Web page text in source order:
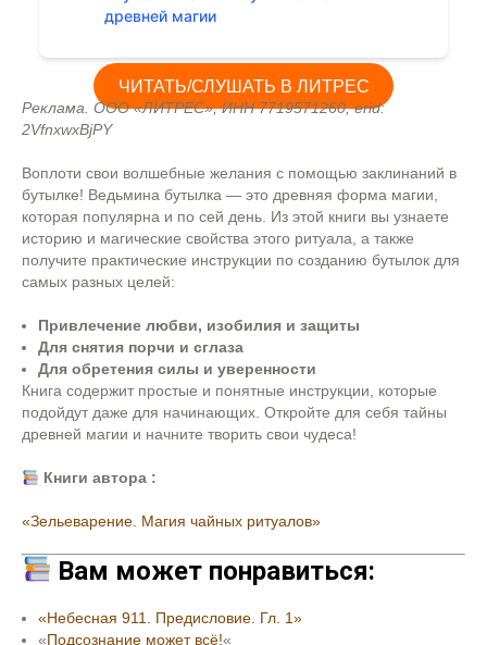
древней магии
ЧИТАТЬ/СЛУШАТЬ В ЛИТРЕС
Реклама. ООО «ЛИТРЕС», ИНН 7719571260, erid:
2VfnxwxBjPY
Воплоти свои волшебные желания с помощью заклинаний в
бутылке! Ведьмина бутылка — это древняя форма магии,
которая популярна и по сей день. Из этой книги вы узнаете
историю и магические свойства этого ритуала, а также
получите практические инструкции по созданию бутылок для
самых разных целей:
Привлечение любви, изобилия и защиты
Для снятия порчи и сглаза
Для обретения силы и уверенности
Книга содержит простые и понятные инструкции, которые
подойдут даже для начинающих. Откройте для себя тайны
древней магии и начните творить свои чудеса!
Книги автора :
«Зельеварение. Магия чайных ритуалов»
Вам может понравиться:
«Небесная 911. Предисловие. Гл. 1»
«Подсознание может всё!«